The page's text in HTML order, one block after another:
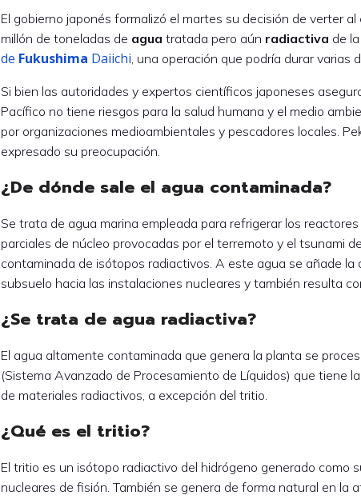
El gobierno japonés formalizó el martes su decisión de verter al
millón de toneladas de aguatratada pero aún radiactiva de
de Fukushima Daiichi , una operación que podría durar varias
Si bien las autoridades y expertos científicos japoneses
Pacífico no tiene riesgos para la salud humana y el medio
por organizaciones medioambientales y pescadores locales.
expresado su preocupación.
¿De dónde sale el agua contaminada?
Se trata de agua marina empleada para refrigerar los
parciales de núcleo provocadas por el terremoto y el tsunami
contaminada de isótopos radiactivos. A este agua se añade la
subsuelo hacia las instalaciones nucleares y también resulta
¿Se trata de agua radiactiva?
El agua altamente contaminada que genera la planta se
(Sistema Avanzado de Procesamiento de Líquidos) que tiene
de materiales radiactivos, a excepción del tritio.
¿Qué es el tritio?
El tritio es un isótopo radiactivo del hidrógeno generado como
nucleares de fisión. También se genera de forma natural en la